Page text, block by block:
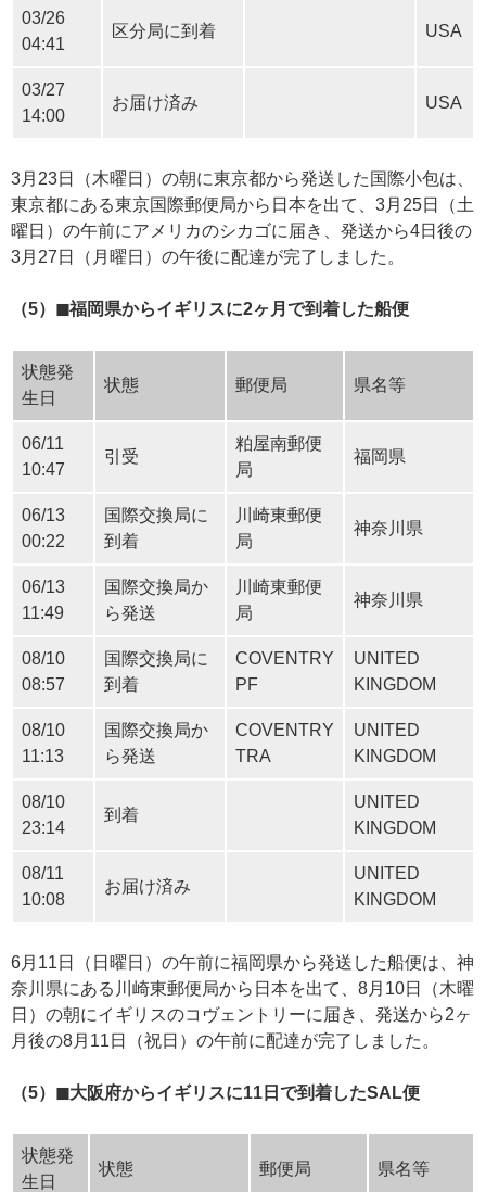
03/26
04:41
区分局に到着 USA
03/27
14:00
お届け済み USA
3月23日（木曜日）の朝に東京都から発送した国際小包は、
東京都にある東京国際郵便局から日本を出て、3月25日（土
曜日）の午前にアメリカのシカゴに届き、発送から4日後の
3月27日（月曜日）の午後に配達が完了しました。
（5）◼︎福岡県からイギリスに2ヶ月で到着した船便
状態発
生日
状態 郵便局 県名等
06/11
10:47
引受
粕屋南郵便
局
福岡県
06/13
00:22
国際交換局に
到着
川崎東郵便
局
神奈川県
06/13
11:49
国際交換局か
ら発送
川崎東郵便
局
神奈川県
08/10
08:57
国際交換局に
到着
COVENTRY
PF
UNITED
KINGDOM
08/10
11:13
国際交換局か
ら発送
COVENTRY
TRA
UNITED
KINGDOM
08/10
23:14
到着
UNITED
KINGDOM
08/11
10:08
お届け済み
UNITED
KINGDOM
6月11日（日曜日）の午前に福岡県から発送した船便は、神
奈川県にある川崎東郵便局から日本を出て、8月10日（木曜
日）の朝にイギリスのコヴェントリーに届き、発送から2ヶ
月後の8月11日（祝日）の午前に配達が完了しました。
（5）◼︎大阪府からイギリスに11日で到着したSAL便
状態発
生日
状態 郵便局 県名等